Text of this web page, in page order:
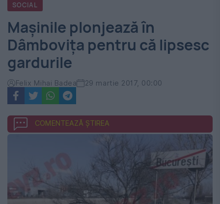
România
-
Evenimentul
Zilei
SOCIAL
Mașinile plonjează în
Dâmbovița pentru că lipsesc
gardurile
Felix Mihai Badea 29 martie 2017, 00:00
COMENTEAZĂ ȘTIREA